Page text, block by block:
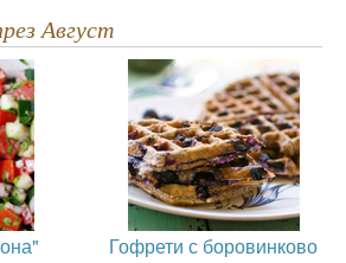
Август
Гофрети с боровинково